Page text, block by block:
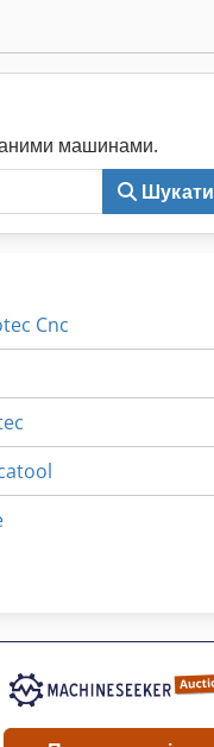
машинами.
Шукати
Cnc